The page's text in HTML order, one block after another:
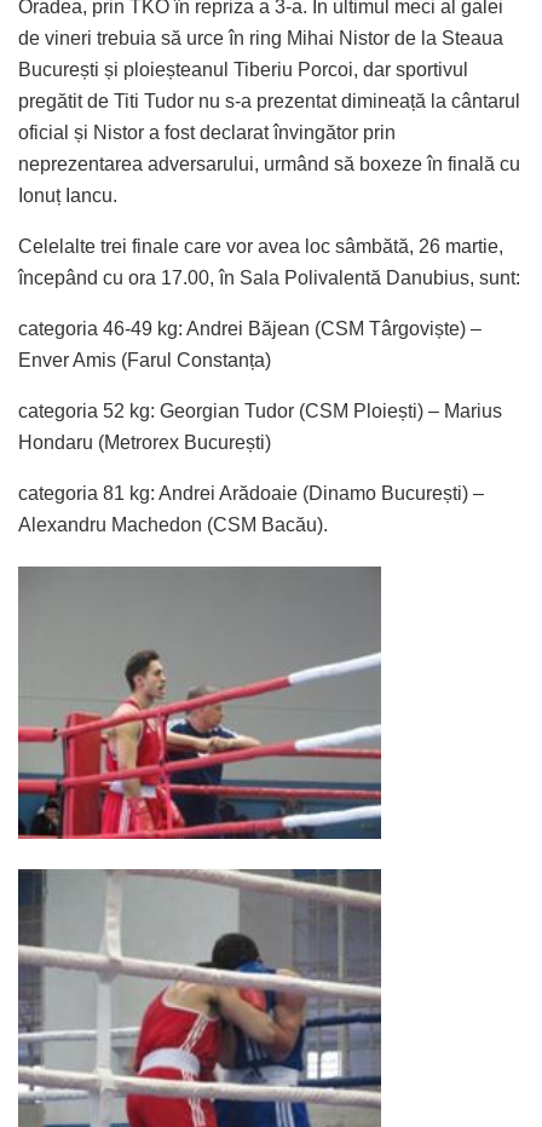
Oradea, prin TKO în repriza a 3-a. În ultimul meci al galei
de vineri trebuia să urce în ring Mihai Nistor de la Steaua
București și ploieșteanul Tiberiu Porcoi, dar sportivul
pregătit de Titi Tudor nu s-a prezentat dimineață la cântarul
oficial și Nistor a fost declarat învingător prin
neprezentarea adversarului, urmând să boxeze în finală cu
Ionuț Iancu.
Celelalte trei finale care vor avea loc sâmbătă, 26 martie,
începând cu ora 17.00, în Sala Polivalentă Danubius, sunt:
categoria 46-49 kg: Andrei Băjean (CSM Târgoviște) –
Enver Amis (Farul Constanța)
categoria 52 kg: Georgian Tudor (CSM Ploiești) – Marius
Hondaru (Metrorex București)
categoria 81 kg: Andrei Arădoaie (Dinamo București) –
Alexandru Machedon (CSM Bacău).